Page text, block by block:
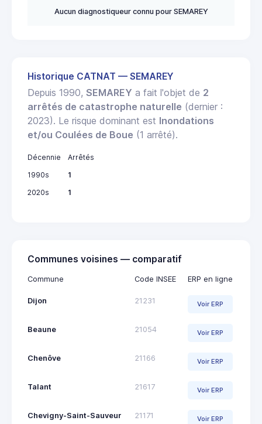
Aucun diagnostiqueur connu pour SEMAREY
Historique CATNAT — SEMAREY
Depuis 1990, SEMAREY a fait l'objet de 2
arrêtés de catastrophe naturelle (dernier :
2023). Le risque dominant est Inondations
et/ou Coulées de Boue (1 arrêté).
Décennie
Arrêtés
1990s
1
2020s
1
Communes voisines — comparatif
Commune Code INSEE ERP en ligne
Dijon 21231 Voir ERP
Beaune 21054 Voir ERP
Chenôve 21166 Voir ERP
Talant 21617 Voir ERP
Chevigny-Saint-Sauveur 21171 Voir ERP